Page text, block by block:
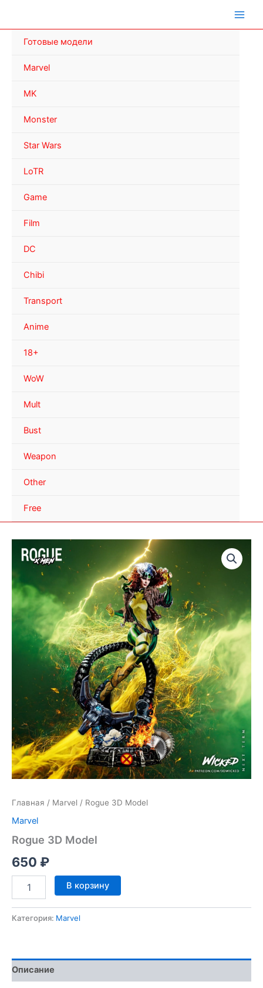
Готовые модели
Marvel
MK
Monster
Star Wars
LoTR
Game
Film
DC
Chibi
Transport
Anime
18+
WoW
Mult
Bust
Weapon
Other
Free
Главная / Marvel / Rogue 3D Model
Marvel
Rogue 3D Model
650 ₽
Количество
товара
3D
В корзину
Категория: Marvel
Описание